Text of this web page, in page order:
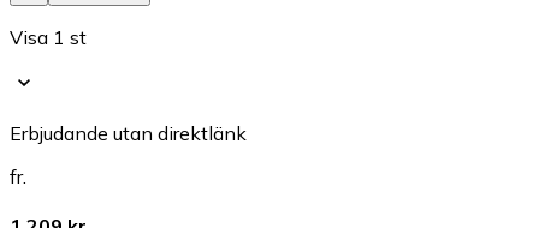
Visa 1 st
Erbjudande utan direktlänk
fr.